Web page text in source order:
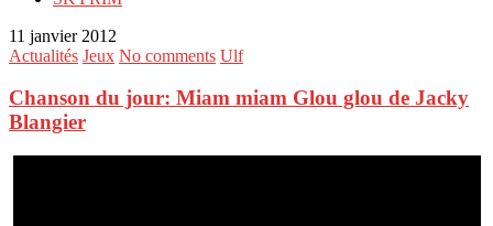
11 janvier 2012
Actualités Jeux No comments Ulf
Chanson du jour: Miam miam Glou glou de Jacky
Blangier